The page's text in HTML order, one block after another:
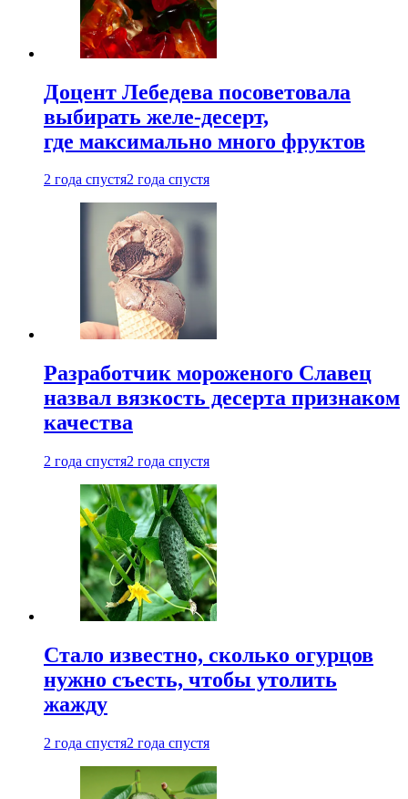
Доцент Лебедева посоветовала
выбирать желе-десерт,
где максимально много фруктов
2 года спустя2 года спустя
Разработчик мороженого Славец
назвал вязкость десерта признаком
качества
2 года спустя2 года спустя
Стало известно, сколько огурцов
нужно съесть, чтобы утолить
жажду
2 года спустя2 года спустя